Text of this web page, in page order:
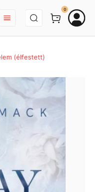
BEJELENTKEZÉS
0
(élfestett)